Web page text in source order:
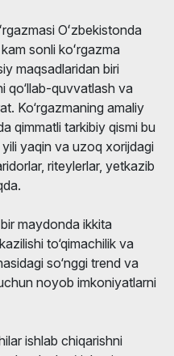
Oʻzbekistonda
sonli koʻrgazma
maqsadlaridan biri
qo‘llab-quvvatlash va
Ko‘rgazmaning amaliy
qimmatli tarkibiy qismi bu
yili yaqin va uzoq xorijdagi
riteylerlar, yetkazib
maydonda ikkita
to‘qimachilik va
so‘nggi trend va
noyob imkoniyatlarni
ishlab chiqarishni